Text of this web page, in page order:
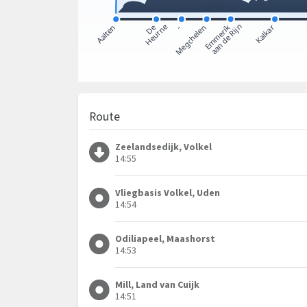
Route
Zeelandsedijk, Volkel
14:55
Vliegbasis Volkel, Uden
14:54
Odiliapeel, Maashorst
14:53
Mill, Land van Cuijk
14:51